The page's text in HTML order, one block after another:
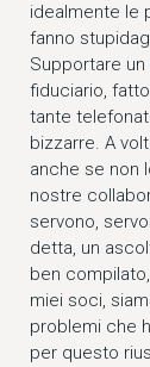
idealmente le
fanno
Supportare
fiduciario,
tante
bizzarre. A
anche se non
nostre
servono,
detta, un
ben
miei soci,
problemi che
per questo